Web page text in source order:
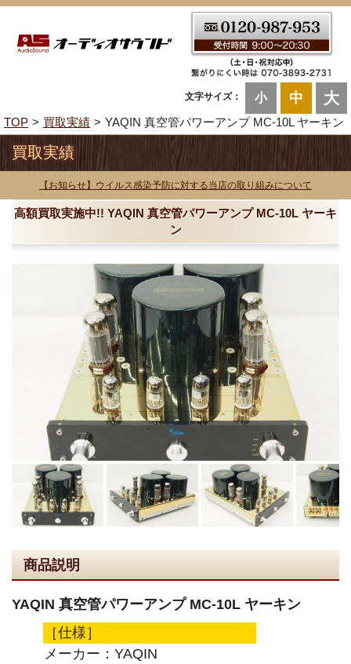
文字サイズ： 小 中 大
TOP 買取実績 YAQIN 真空管パワーアンプ MC-10L ヤーキン
買取実績
【お知らせ】ウイルス感染予防に対する当店の取り組みについて
高額買取実施中!! YAQIN 真空管パワーアンプ MC-10L ヤーキ
ン
商品説明
YAQIN 真空管パワーアンプ MC-10L ヤーキン
［仕様］
メーカー：YAQIN